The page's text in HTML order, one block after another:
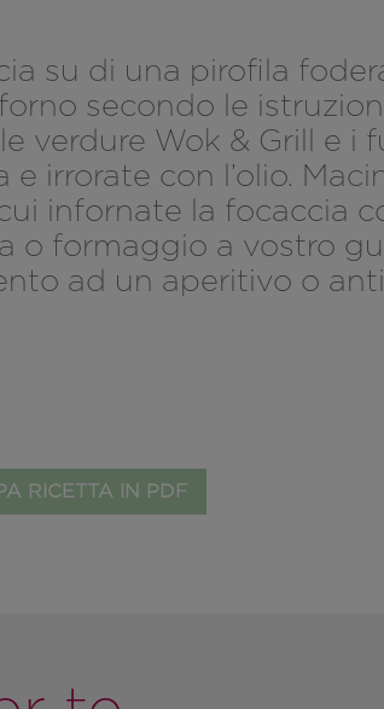
su di una pirofila
secondo le
verdure Wok & Grill e
irrorate con l’olio.
infornate la focaccia
o formaggio a vostro
ad un aperitivo o
RICETTA IN PDF